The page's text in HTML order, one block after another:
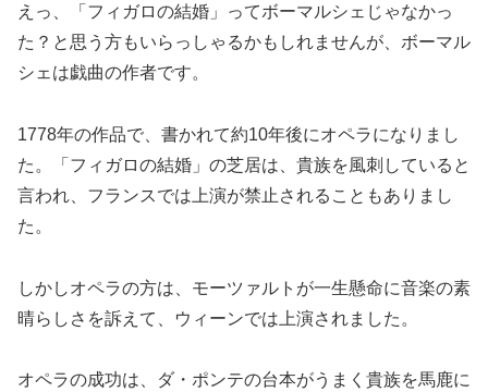
えっ、「フィガロの結婚」ってボーマルシェじゃなかっ
た？と思う方もいらっしゃるかもしれませんが、ボーマル
シェは戯曲の作者です。
1778年の作品で、書かれて約10年後にオペラになりまし
た。「フィガロの結婚」の芝居は、貴族を風刺していると
言われ、フランスでは上演が禁止されることもありまし
た。
しかしオペラの方は、モーツァルトが一生懸命に音楽の素
晴らしさを訴えて、ウィーンでは上演されました。
オペラの成功は、ダ・ポンテの台本がうまく貴族を馬鹿に